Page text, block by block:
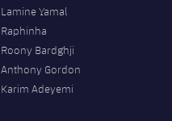
Lamine Yamal
Raphinha
Roony Bardghji
Anthony Gordon
Karim Adeyemi